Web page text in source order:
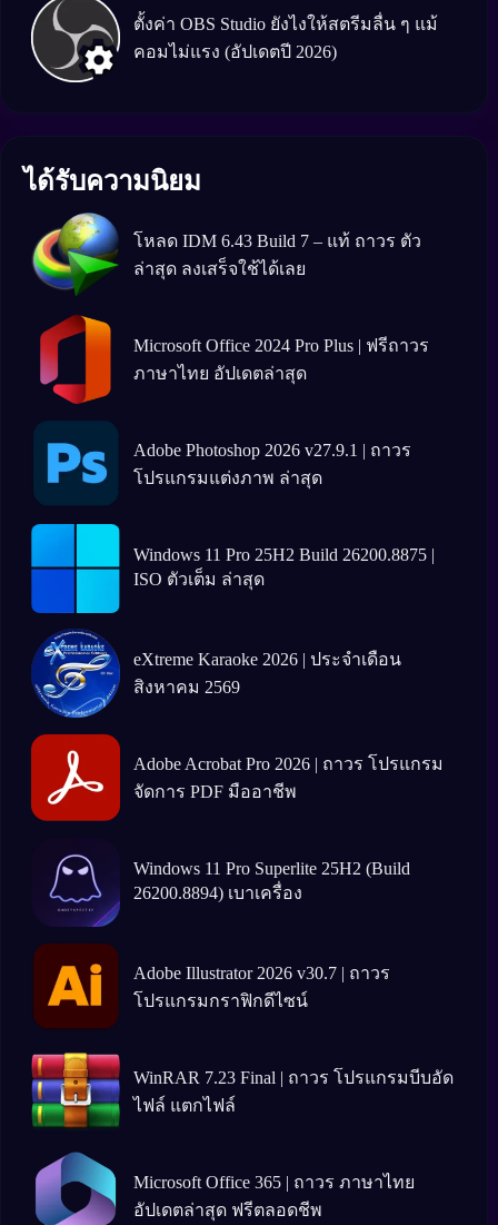
ตั้งค่า OBS Studio ยังไงให้สตรีมลื่น ๆ แม้
คอมไม่แรง (อัปเดตปี 2026)
ได้รับความนิยม
โหลด IDM 6.43 Build 7 – แท้ ถาวร ตัว
ล่าสุด ลงเสร็จใช้ได้เลย
Microsoft Office 2024 Pro Plus | ฟรีถาวร
ภาษาไทย อัปเดตล่าสุด
Adobe Photoshop 2026 v27.9.1 | ถาวร
โปรแกรมแต่งภาพ ล่าสุด
Windows 11 Pro 25H2 Build 26200.8875 |
ISO ตัวเต็ม ล่าสุด
eXtreme Karaoke 2026 | ประจำเดือน
สิงหาคม 2569
Adobe Acrobat Pro 2026 | ถาวร โปรแกรม
จัดการ PDF มืออาชีพ
Windows 11 Pro Superlite 25H2 (Build
26200.8894) เบาเครื่อง
Adobe Illustrator 2026 v30.7 | ถาวร
โปรแกรมกราฟิกดีไซน์
WinRAR 7.23 Final | ถาวร โปรแกรมบีบอัด
ไฟล์ แตกไฟล์
Microsoft Office 365 | ถาวร ภาษาไทย
อัปเดตล่าสุด ฟรีตลอดชีพ